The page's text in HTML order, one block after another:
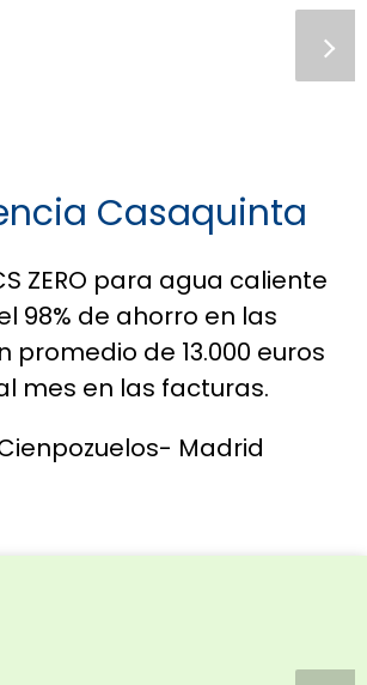
Casaquinta
ZERO para agua caliente
98% de ahorro en las
promedio de 13.000 euros
mes en las facturas.
Madrid